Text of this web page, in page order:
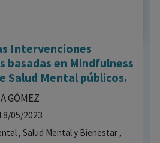
Intervenciones
basadas en Mindfulness
Salud Mental públicos.
GÓMEZ
05/2023
, Salud Mental y Bienestar ,